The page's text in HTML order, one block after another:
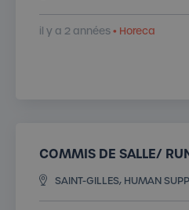
il y a 2 années• Horeca
COMMIS DE SALLE/
SAINT-GILLES, HUMAN